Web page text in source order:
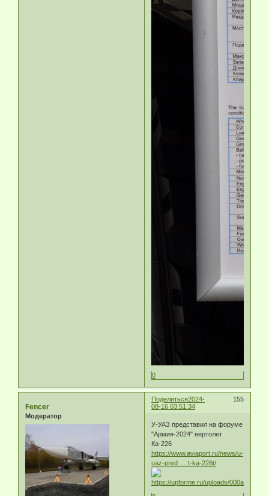
0
Поделиться 155
2024-
08-16 03:51:34
Fencer
Модератор
У-УАЗ представил на форуме
"Армия-2024" вертолет
Ка-226
https://www.aviaport.ru/news/u-
uaz-pred … t-ka-226t/